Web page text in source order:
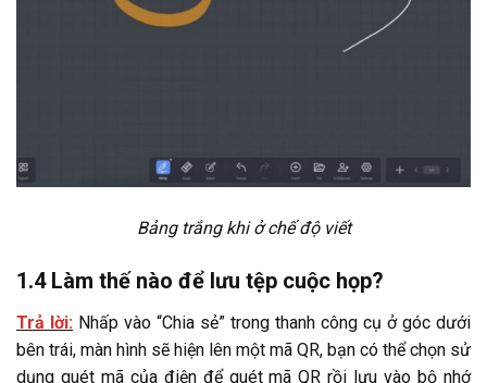
Bảng trắng khi ở chế độ viết
1.4 Làm thế nào để lưu tệp cuộc họp?
Trả lời: Nhấp vào “Chia sẻ” trong thanh công cụ ở góc dưới
bên trái, màn hình sẽ hiện lên một mã QR, bạn có thể chọn sử
dụng quét mã của điện để quét mã QR rồi lưu vào bộ nhớ